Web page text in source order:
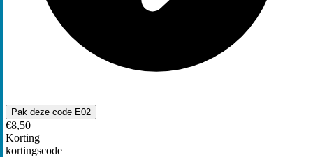
Pak deze code E02
€8,50
Korting
kortingscode